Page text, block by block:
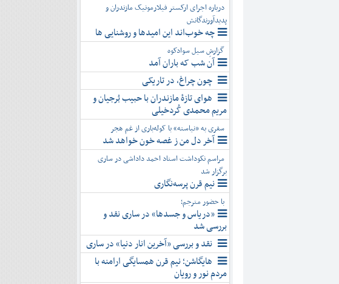
درباره اجرای ارکستر فیلارمونیک مازندران و
پدیدآورندگانش
چه خوب‌اند این امیدها و روشنایی ها
گزارشِ سیل سوادکوه
آن شب که باران آمد
چون چراغ، در تاریکی
هوای تازۀ مازندران با حبیب بُرجیان و
مریم محمدی کُردخیلی
سفری به «نیاسته» با کوله‌باری از غم هجر
آخر دل من ز غصه خون خواهد شد
مراسم نکوداشت استاد احمد داداشی در ساری
برگزار شد
نیم قرن پرسه‌نگاری
با حضور مترجم؛
«دریاس و جسدها» در ساری نقد و
بررسی شد
نقد و بررسی «آخرین انار دنیا» در ساری
هایگاشن؛ نیم قرن همسایگی ارامنه با
مردم نور و رویان